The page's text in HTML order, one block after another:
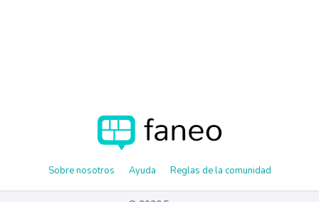
Sobre nosotros Ayuda Reglas de la comunidad